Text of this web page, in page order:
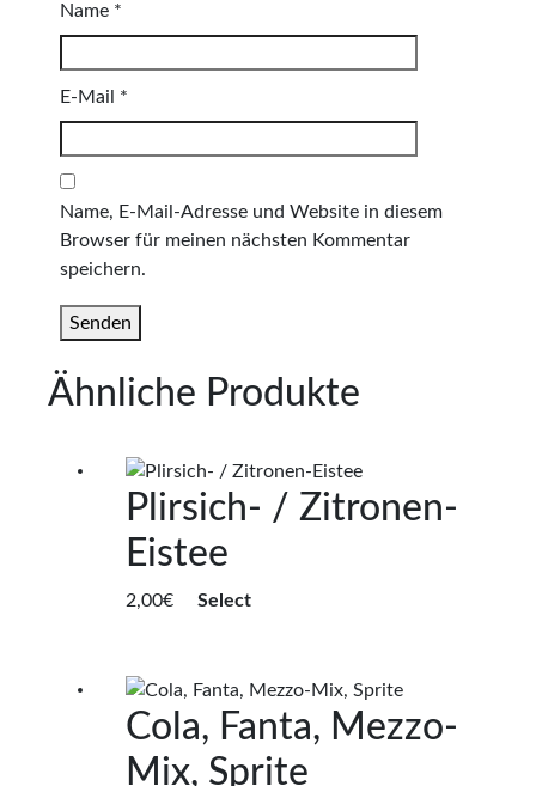
Name *
E-Mail *
Name, E-Mail-Adresse und Website in diesem
Browser für meinen nächsten Kommentar
speichern.
Ähnliche Produkte
Plirsich- / Zitronen-
Eistee
2,00€ Select
Cola, Fanta, Mezzo-
Mix, Sprite